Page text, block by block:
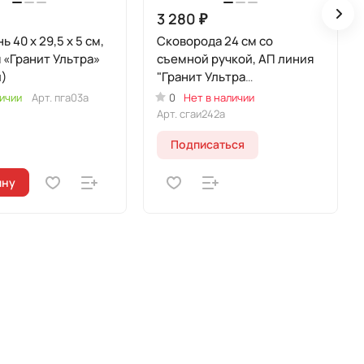
40 x 29,5 x 5 см,
Ультра»
Арт. пга03а
3 280 ₽
Сковорода 24 см со
съемной ручкой, АП линия
"Гранит Ультра
Индукционная" (Красный)
0
Нет в наличии
Арт. сгаи242а
Подписаться